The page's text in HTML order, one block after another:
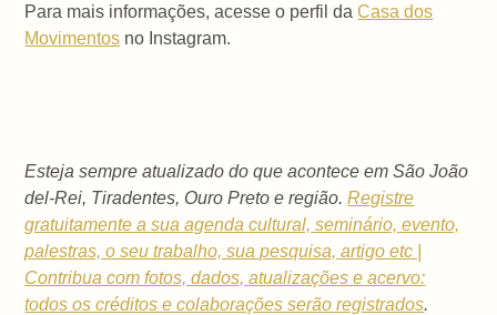
Para mais informações, acesse o perfil daCasa dos
Movimentos no Instagram.
Esteja sempre atualizado do que acontece em São João
del-Rei, Tiradentes, Ouro Preto e região.Registre
gratuitamente a sua agenda cultural, seminário, evento,
palestras, o seu trabalho, sua pesquisa, artigo etc |
Contribua com fotos, dados, atualizações e acervo:
todos os créditos e colaborações serão registrados.